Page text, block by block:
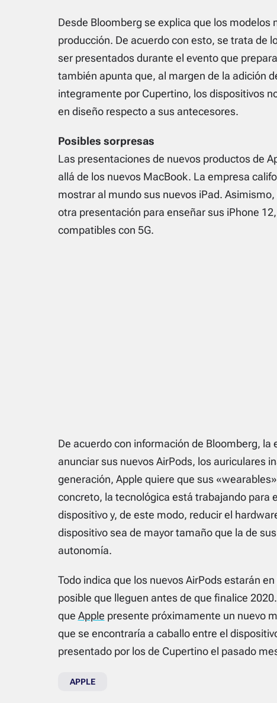
Desde Bloomberg se explica que los
producción. De acuerdo con esto, se trata de
ser presentados durante el evento que
también apunta que, al margen de la adición
integramente por Cupertino, los dispositivos
en diseño respecto a sus antecesores.
Posibles sorpresas
Las presentaciones de nuevos productos de
allá de los nuevos MacBook. La empresa
mostrar al mundo sus nuevos iPad.
otra presentación para enseñar sus iPhone
compatibles con 5G.
De acuerdo con información de Bloomberg,
anunciar sus nuevos AirPods, los auriculares
generación, Apple quiere que sus
concreto, la tecnológica está trabajando para
dispositivo y, de este modo, reducir el
dispositivo sea de mayor tamaño que la de
autonomía.
Todo indica que los nuevos AirPods estarán
posible que lleguen antes de que finalice
que Apple presente próximamente un nuevo
que se encontraría a caballo entre el
presentado por los de Cupertino el pasado
APPLE